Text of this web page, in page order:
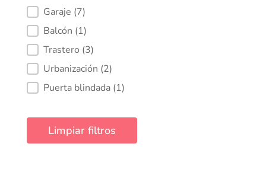
Garaje (7)
Balcón (1)
Trastero (3)
Urbanización (2)
Puerta blindada (1)
Limpiar filtros